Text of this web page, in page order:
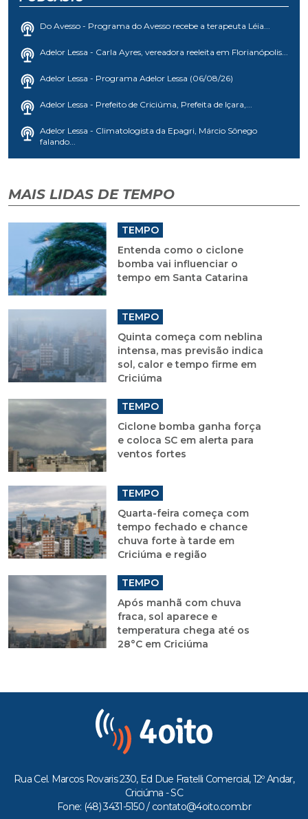
Do Avesso - Programa do Avesso recebe a terapeuta Léia...
Adelor Lessa - Carla Ayres, vereadora reeleita em Florianópolis...
Adelor Lessa - Programa Adelor Lessa (06/08/26)
Adelor Lessa - Prefeito de Criciúma, Prefeita de Içara,...
Adelor Lessa - Climatologista da Epagri, Márcio Sônego
falando...
MAIS LIDAS DE TEMPO
TEMPO
Entenda como o ciclone
bomba vai influenciar o
tempo em Santa Catarina
TEMPO
Quinta começa com neblina
intensa, mas previsão indica
sol, calor e tempo firme em
Criciúma
TEMPO
Ciclone bomba ganha força
e coloca SC em alerta para
ventos fortes
TEMPO
Quarta-feira começa com
tempo fechado e chance
chuva forte à tarde em
Criciúma e região
TEMPO
Após manhã com chuva
fraca, sol aparece e
temperatura chega até os
28°C em Criciúma
Rua Cel. Marcos Rovaris 230, Ed Due Fratelli Comercial, 12º Andar,
Criciúma - SC
Fone: (48) 3431-5150 / contato@4oito.com.br